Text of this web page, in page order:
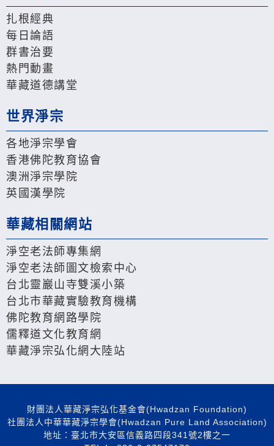
扎根經典
每日論語
群書治要
熱門動畫
華藏道德講堂
世界淨宗
各地淨宗學會
香港佛陀教育協會
澳洲淨宗學院
英國漢學院
華藏相關網站
淨空老法師專集網
淨空老法師圖文檢索中心
台北靈巖山寺雙溪小築
台北市華藏實驗教育機構
佛陀教育網路學院
儒釋道文化教育網
華藏淨宗弘化網大陸站
財團法人華藏淨宗弘化基金會(Hwadzan Foundation)
社團法人中華華藏淨宗學會(Hwadzan Pure Land Association)
地址：臺北市大安區信義路四段341號2樓之一